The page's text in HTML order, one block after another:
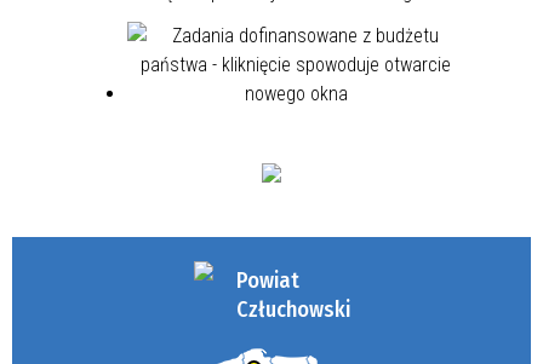
Powiat
Człuchowski